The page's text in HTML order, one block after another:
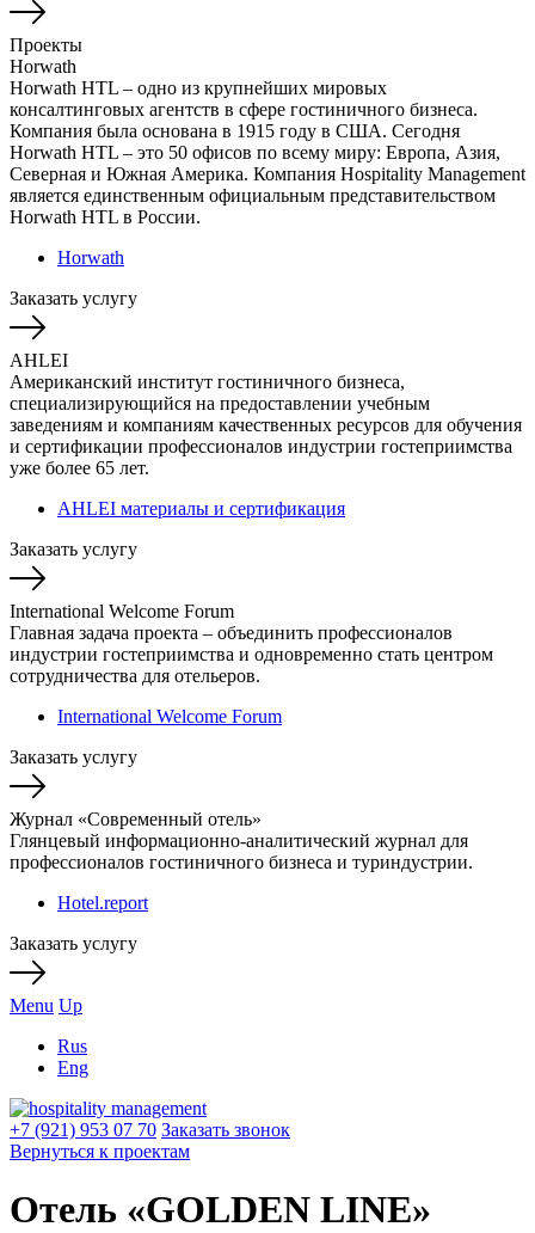
Проекты
Horwath
Horwath HTL – одно из крупнейших мировых
консалтинговых агентств в сфере гостиничного бизнеса.
Компания была основана в 1915 году в США. Сегодня
Horwath HTL – это 50 офисов по всему миру: Европа, Азия,
Северная и Южная Америка. Компания Hospitality Management
является единственным официальным представительством
Horwath HTL в России.
Horwath
Заказать услугу
AHLEI
Американский институт гостиничного бизнеса,
специализирующийся на предоставлении учебным
заведениям и компаниям качественных ресурсов для обучения
и сертификации профессионалов индустрии гостеприимства
уже более 65 лет.
AHLEI материалы и сертификация
Заказать услугу
International Welcome Forum
Главная задача проекта – объединить профессионалов
индустрии гостеприимства и одновременно стать центром
сотрудничества для отельеров.
International Welcome Forum
Заказать услугу
Журнал «Современный отель»
Глянцевый информационно-аналитический журнал для
профессионалов гостиничного бизнеса и туриндустрии.
Hotel.report
Заказать услугу
Menu Up
Rus
Eng
+7 (921) 953 07 70 Заказать звонок
Вернуться к проектам
Отель «GOLDEN LINE»